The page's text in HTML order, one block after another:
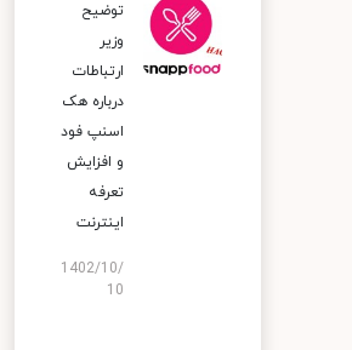
توضیح
وزیر
ارتباطات
درباره هک
اسنپ‌ فود
و افزایش
تعرفه
اینترنت
1402/10/
10